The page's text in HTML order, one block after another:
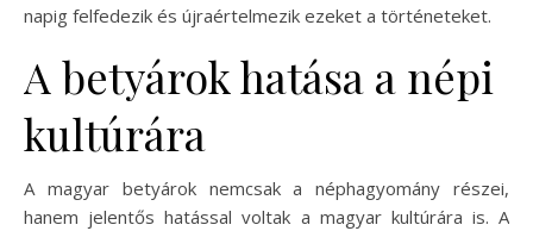
napig felfedezik és újraértelmezik ezeket a történeteket.
A betyárok hatása a népi
kultúrára
A magyar betyárok nemcsak a néphagyomány részei,
hanem jelentős hatással voltak a magyar kultúrára is. A